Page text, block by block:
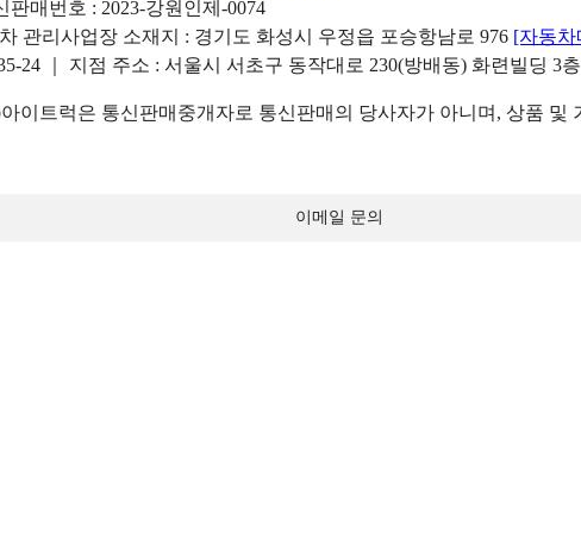
판매번호 : 2023-강원인제-0074
관리사업장 소재지 : 경기도 화성시 우정읍 포승항남로 976 [자동
24 ｜ 지점 주소 : 서울시 서초구 동작대로 230(방배동) 화련빌딩 3층
이트럭은 통신판매중개자로 통신판매의 당사자가 아니며, 상품 및
이메일 문의